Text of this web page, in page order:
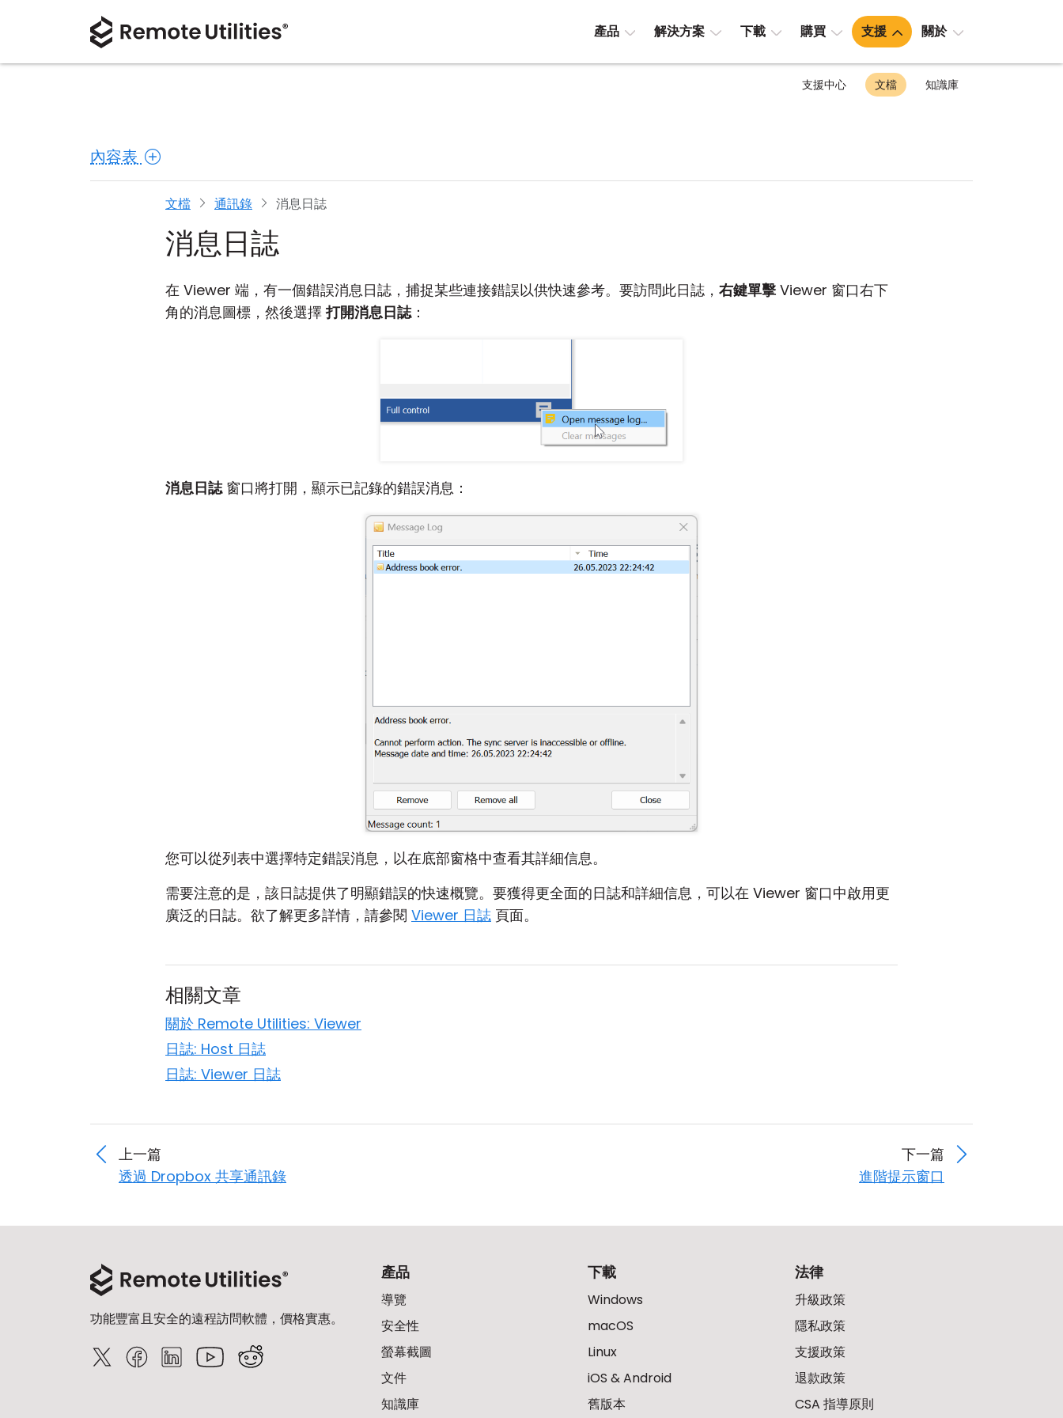
產品 解決方案 下載 購買 支援 關於
支援中心 文檔 知識庫
內容表
文檔 通訊錄 消息日誌
消息日誌
在 Viewer 端，有一個錯誤消息日誌，捕捉某些連接錯誤以供快速參考。要訪問此日誌， 右鍵單擊 Viewer 窗口右下
角的消息圖標，然後選擇打開消息日誌：
消息日誌窗口將打開，顯示已記錄的錯誤消息：
您可以從列表中選擇特定錯誤消息，以在底部窗格中查看其詳細信息。
需要注意的是，該日誌提供了明顯錯誤的快速概覽。要獲得更全面的日誌和詳細信息，可以在 Viewer 窗口中啟用更
廣泛的日誌。欲了解更多詳情，請參閱 Viewer 日誌 頁面。
相關文章
關於 Remote Utilities: Viewer
日誌: Host 日誌
日誌: Viewer 日誌
上一篇
透過 Dropbox 共享通訊錄
下一篇
進階提示窗口
功能豐富且安全的遠程訪問軟體，價格實惠。
產品
導覽
安全性
螢幕截圖
文件
知識庫
下載
Windows
macOS
Linux
iOS & Android
舊版本
法律
升級政策
隱私政策
支援政策
退款政策
CSA 指導原則